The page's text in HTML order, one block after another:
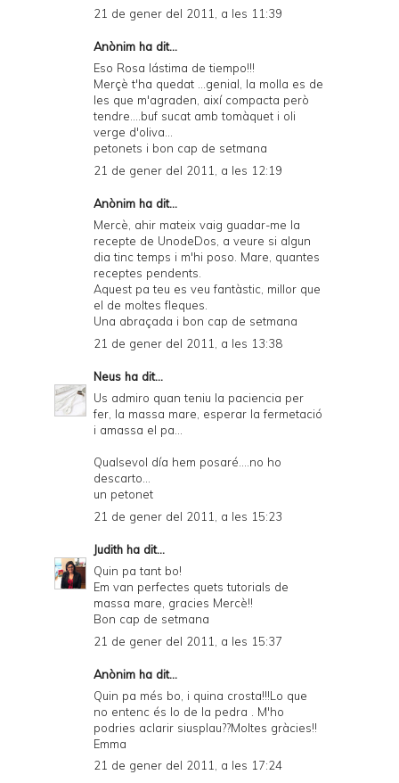
21 de gener del 2011, a les 11:39
Anònim ha dit...
Eso Rosa lástima de tiempo!!!
Merçè t'ha quedat ...genial, la molla es de
les que m'agraden, així compacta però
tendre....buf sucat amb tomàquet i oli
verge d'oliva...
petonets i bon cap de setmana
21 de gener del 2011, a les 12:19
Anònim ha dit...
Mercè, ahir mateix vaig guadar-me la
recepte de UnodeDos, a veure si algun
dia tinc temps i m'hi poso. Mare, quantes
receptes pendents.
Aquest pa teu es veu fantàstic, millor que
el de moltes fleques.
Una abraçada i bon cap de setmana
21 de gener del 2011, a les 13:38
Neus ha dit...
Us admiro quan teniu la paciencia per
fer, la massa mare, esperar la fermetació
i amassa el pa...
Qualsevol día hem posaré....no ho
descarto...
un petonet
21 de gener del 2011, a les 15:23
Judith ha dit...
Quin pa tant bo!
Em van perfectes quets tutorials de
massa mare, gracies Mercè!!
Bon cap de setmana
21 de gener del 2011, a les 15:37
Anònim ha dit...
Quin pa més bo, i quina crosta!!!Lo que
no entenc és lo de la pedra . M'ho
podries aclarir siusplau??Moltes gràcies!!
Emma
21 de gener del 2011, a les 17:24